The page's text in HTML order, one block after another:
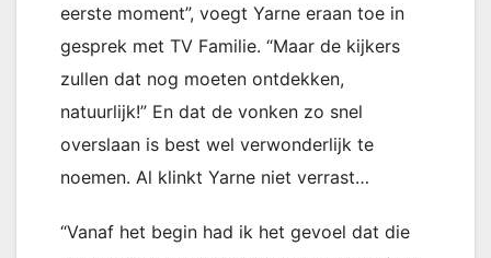
eerste moment”, voegt Yarne eraan toe in
gesprek met TV Familie. “Maar de kijkers
zullen dat nog moeten ontdekken,
natuurlijk!” En dat de vonken zo snel
overslaan is best wel verwonderlijk te
noemen. Al klinkt Yarne niet verrast…
“Vanaf het begin had ik het gevoel dat die